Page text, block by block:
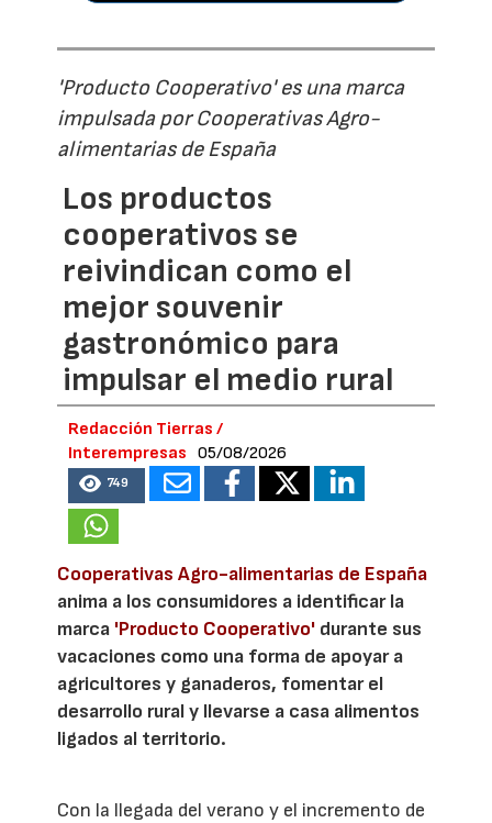
'Producto Cooperativo' es una marca
impulsada por Cooperativas Agro-
alimentarias de España
Los productos
cooperativos se
reivindican como el
mejor souvenir
gastronómico para
impulsar el medio rural
Redacción Tierras /
Interempresas
05/08/2026
749
Cooperativas Agro-alimentarias de España
anima a los consumidores a identificar la
marca 'Producto Cooperativo' durante sus
vacaciones como una forma de apoyar a
agricultores y ganaderos, fomentar el
desarrollo rural y llevarse a casa alimentos
ligados al territorio.
Con la llegada del verano y el incremento de